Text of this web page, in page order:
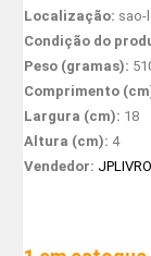
Localização: sao-
Condição do
Peso (gramas):
Comprimento
Largura (cm): 18
Altura (cm): 4
Vendedor: